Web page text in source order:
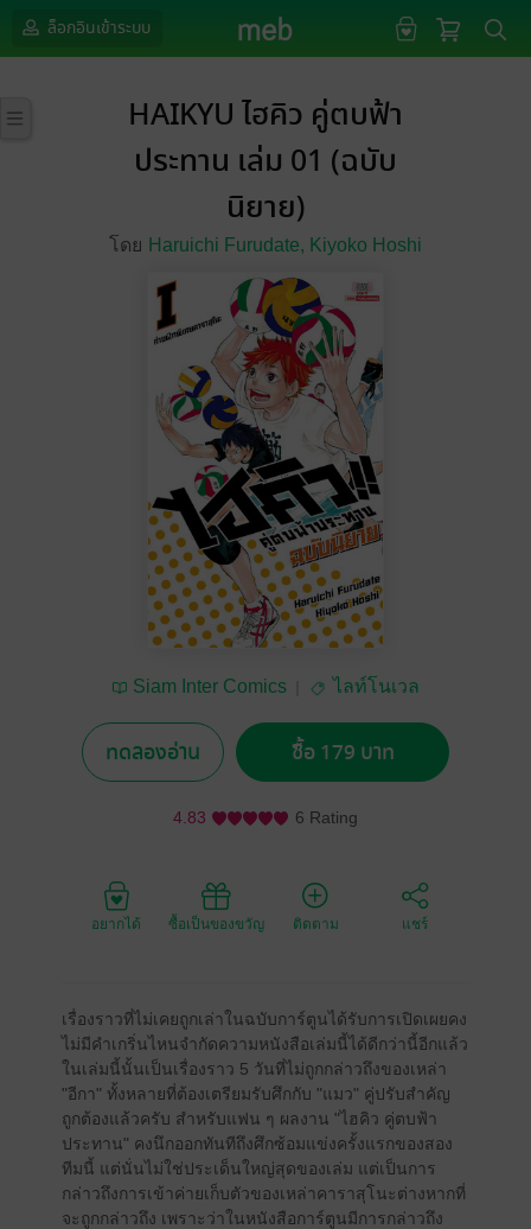
ล็อกอินเข้าระบบ
HAIKYU ไฮคิว คู่ตบฟ้า
ประทาน เล่ม 01 (ฉบับ
นิยาย)
โดย Haruichi Furudate, Kiyoko Hoshi
Siam Inter Comics ไลท์โนเวล
ทดลองอ่าน ซื้อ 179 บาท
4.83 6 Rating
อยากได้ ซื้อเป็นของขวัญ ติดตาม แชร์
เรื่องราวที่ไม่เคยถูกเล่าในฉบับการ์ตูนได้รับการเปิดเผยคง
ไม่มีคำเกริ่นไหนจำกัดความหนังสือเล่มนี้ได้ดีกว่านี้อีกแล้ว
ในเล่มนี้นั้นเป็นเรื่องราว 5 วันที่ไม่ถูกกล่าวถึงของเหล่า
"อีกา" ทั้งหลายที่ต้องเตรียมรับศึกกับ "แมว" คู่ปรับสำคัญ
ถูกต้องแล้วครับ สำหรับแฟน ๆ ผลงาน "ไฮคิว คู่ตบฟ้า
ประทาน" คงนึกออกทันทีถึงศึกซ้อมแข่งครั้งแรกของสอง
ทีมนี้ แต่นั่นไม่ใช่ประเด็นใหญ่สุดของเล่ม แต่เป็นการ
กล่าวถึงการเข้าค่ายเก็บตัวของเหล่าคาราสุโนะต่างหากที่
จะถูกกล่าวถึง เพราะว่าในหนังสือการ์ตูนมีการกล่าวถึง